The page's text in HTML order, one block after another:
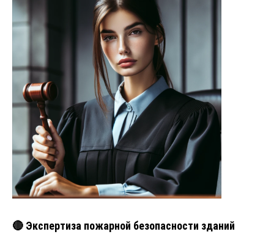
🔴 Экспертиза пожарной безопасности зданий